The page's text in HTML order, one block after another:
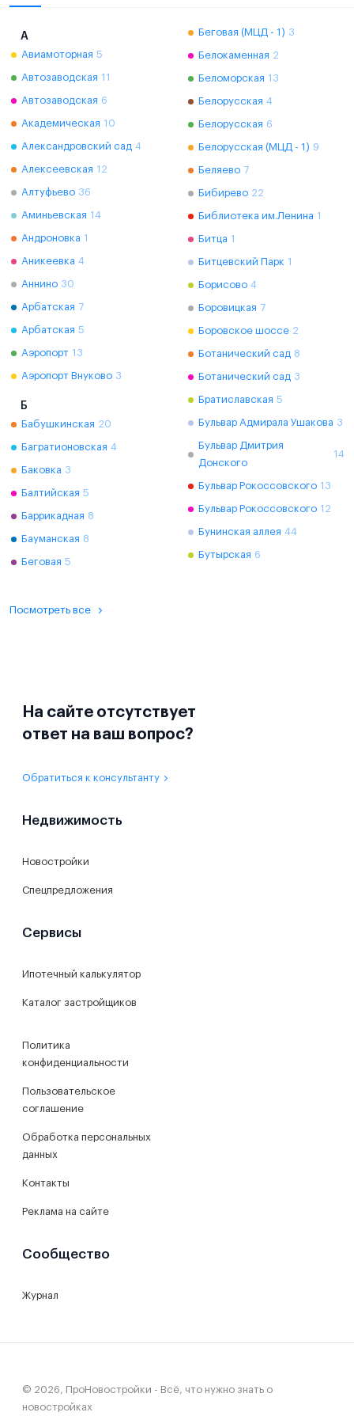
А
Авиамоторная 5
Автозаводская 11
Автозаводская 6
Академическая 10
Александровский сад 4
Алексеевская 12
Алтуфьево 36
Аминьевская 14
Андроновка 1
Аникеевка 4
Аннино 30
Арбатская 7
Арбатская 5
Аэропорт 13
Аэропорт Внуково 3
Б
Бабушкинская 20
Багратионовская 4
Баковка 3
Балтийская 5
Баррикадная 8
Бауманская 8
Беговая 5
Беговая (МЦД - 1) 3
Белокаменная 2
Беломорская 13
Белорусская 4
Белорусская 6
Белорусская (МЦД - 1) 9
Беляево 7
Бибирево 22
Библиотека им.Ленина 1
Битца 1
Битцевский Парк 1
Борисово 4
Боровицкая 7
Боровское шоссе 2
Ботанический сад 8
Ботанический сад 3
Братиславская 5
Бульвар Адмирала Ушакова 3
Бульвар Дмитрия
Донского
14
Бульвар Рокоссовского 13
Бульвар Рокоссовского 12
Бунинская аллея 44
Бутырская 6
Посмотреть все
На сайте отсутствует
ответ на ваш вопрос?
Обратиться к консультанту
Недвижимость
Новостройки
Спецпредложения
Сервисы
Ипотечный калькулятор
Каталог застройщиков
Политика
конфиденциальности
Пользовательское
соглашение
Обработка персональных
данных
Контакты
Реклама на сайте
Сообщество
Журнал
© 2026, ПроНовостройки - Всё, что нужно знать о
новостройках